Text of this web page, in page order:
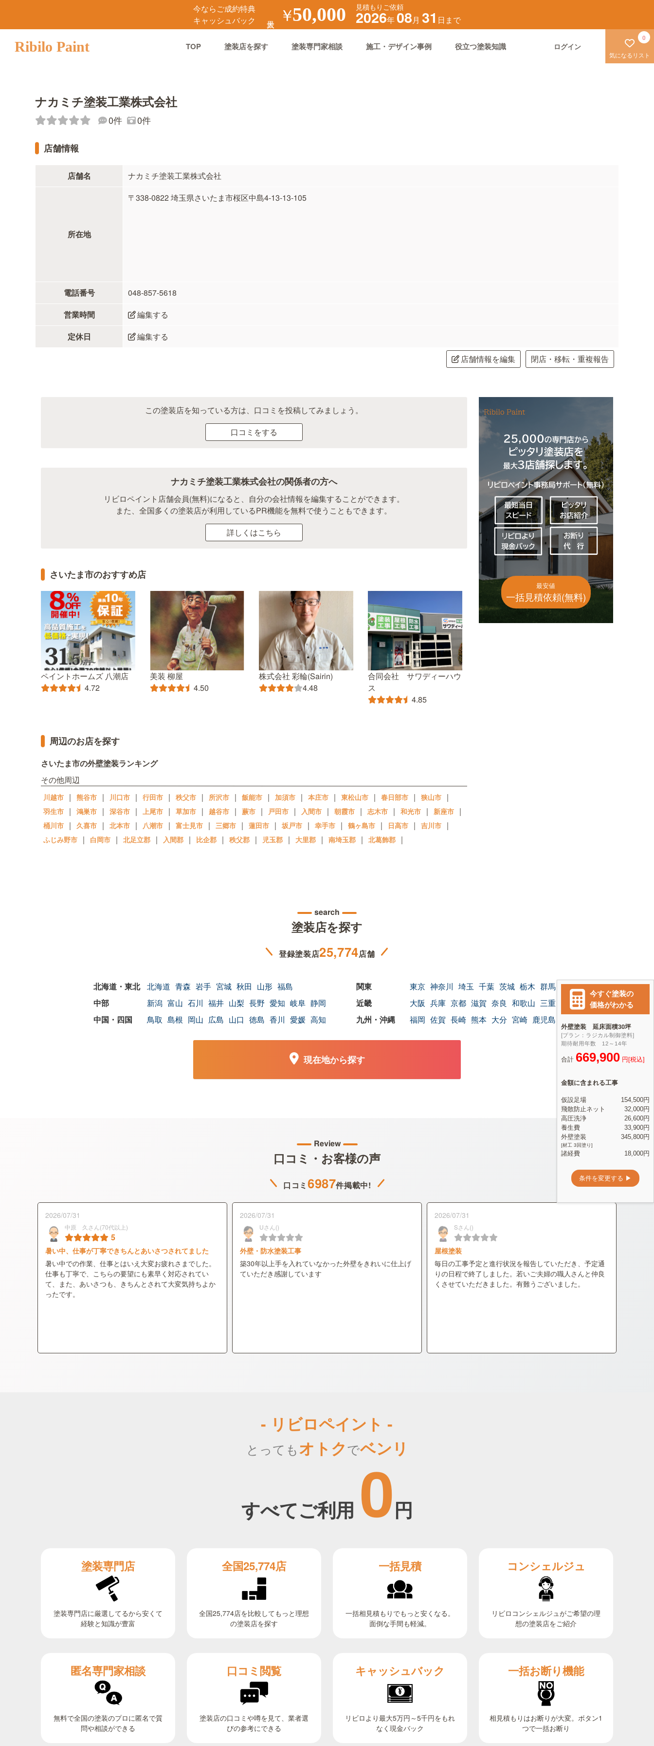
今ならご成約特典
キャッシュバック
￥50,000 見積もりご依頼
2026年08月 31 日まで
Ribilo Paint TOP 塗装店を探す 塗装専門家相談 施工・デザイン事例 役立つ塗装知識 ログイン
気になるリスト
0
ナカミチ塗装工業株式会社
0件 0件
店舗情報
店舗名 ナカミチ塗装工業株式会社
所在地
〒338-0822 埼玉県さいたま市桜区中島4-13-13-105
電話番号
048-857-5618
営業時間
編集する
定休日
編集する
店舗情報を編集
閉店・移転・重複報告
この塗装店を知っている方は、口コミを投稿してみましょう。
口コミをする
ナカミチ塗装工業株式会社の関係者の方へ
リビロペイント店舗会員(無料)になると、自分の会社情報を編集することができます。
また、全国多くの塗装店が利用しているPR機能を無料で使うこともできます。
詳しくはこちら
さいたま市のおすすめ店
ペイントホームズ 八潮店
4.72
美装 柳屋
4.50
株式会社 彩輪(Sairin)
4.48
合同会社 サワディーハウ
ス
4.85
周辺のお店を探す
さいたま市の外壁塗装ランキング
その他周辺
川越市 ｜ 熊谷市 ｜ 川口市 ｜ 行田市 ｜ 秩父市 ｜ 所沢市 ｜ 飯能市 ｜ 加須市 ｜ 本庄市 ｜ 東松山市 ｜ 春日部市 ｜ 狭山市 ｜
羽生市 ｜ 鴻巣市 ｜ 深谷市 ｜ 上尾市 ｜ 草加市 ｜ 越谷市 ｜ 蕨市 ｜ 戸田市 ｜ 入間市 ｜ 朝霞市 ｜ 志木市 ｜ 和光市 ｜ 新座市 ｜
桶川市 ｜ 久喜市 ｜ 北本市 ｜ 八潮市 ｜ 富士見市 ｜ 三郷市 ｜ 蓮田市 ｜ 坂戸市 ｜ 幸手市 ｜ 鶴ヶ島市 ｜ 日高市 ｜ 吉川市 ｜
ふじみ野市 ｜ 白岡市 ｜ 北足立郡 ｜ 入間郡 ｜ 比企郡 ｜ 秩父郡 ｜ 児玉郡 ｜ 大里郡 ｜ 南埼玉郡 ｜ 北葛飾郡 ｜
最安値
一括見積依頼(無料)
search
塗装店を探す
登録塗装店25,774店舗
北海道 青森 岩手 宮城 秋田 山形 福島 東京 神奈川 埼玉 千葉 茨城 栃木 群馬
新潟 富山 石川 福井 山梨 長野 愛知 岐阜 静岡 大阪 兵庫 京都 滋賀 奈良 和歌山 三重
鳥取 島根 岡山 広島 山口 徳島 香川 愛媛 高知 福岡 佐賀 長崎 熊本 大分 宮崎 鹿児島
現在地から探す
Review
口コミ・お客様の声
口コミ 6987件掲載中!
2026/07/31
中原 久さん(70代以上)
5
暑い中、仕事が丁寧できちんとあいさつされてました
暑い中での作業、仕事とはいえ大変お疲れさまでした。
仕事も丁寧で、こちらの要望にも素早く対応されてい
て、また、あいさつも、きちんとされて大変気持ちよか
ったです。
2026/07/31
Uさん()
外壁・防水塗装工事
築30年以上手を入れていなかった外壁をきれいに仕上げ
ていただき感謝しています
2026/07/31
Sさん()
屋根塗装
毎日の工事予定と進行状況を報告していただき、予定通
りの日程で終了しました。若いご夫婦の職人さんと仲良
くさせていただきました。有難うございました。
- リビロペイント -
とってもオトクでベンリ
すべてご利用 0円
塗装専門店
塗装専門店に厳選してるから安くて
経験と知識が豊富
全国25,774店
全国25,774店を比較してもっと理想
の塗装店を探す
一括見積
一括相見積もりでもっと安くなる。
面倒な手間も軽減。
コンシェルジュ
リビロコンシェルジュがご希望の理
想の塗装店をご紹介
匿名専門家相談
無料で全国の塗装のプロに匿名で質
問や相談ができる
口コミ閲覧
塗装店の口コミや噂を見て、業者選
びの参考にできる
キャッシュバック
リビロより最大5万円～5千円をもれ
なく現金バック
一括お断り機能
相見積もりはお断りが大変。ボタン1
つで一括お断り